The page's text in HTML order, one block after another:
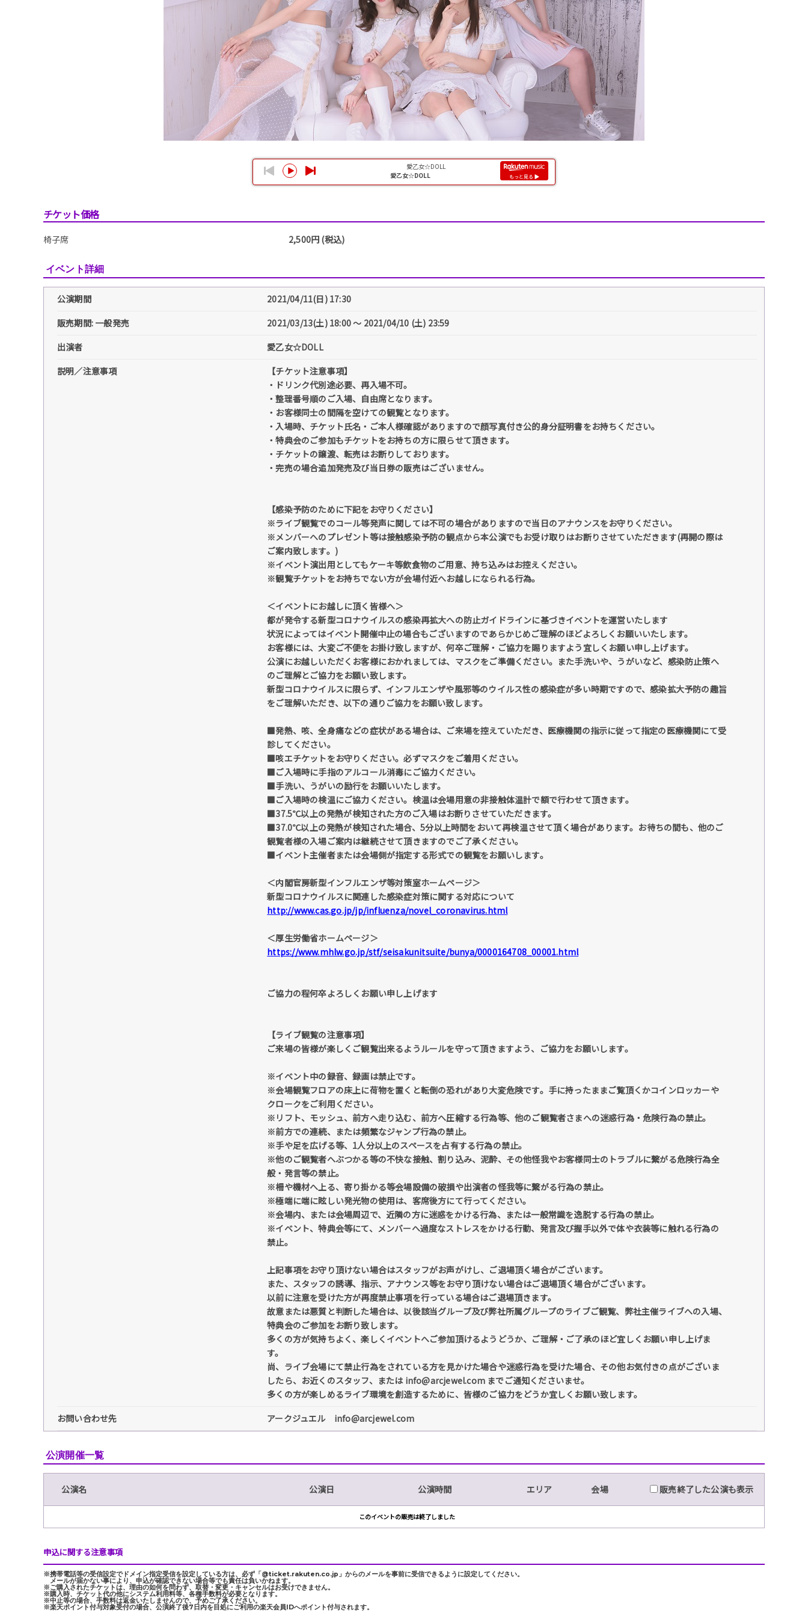
チケット価格
椅子席 2,500円 (税込)
イベント詳細
公演期間
2021/04/11(日) 17:30
販売期間: 一般発売
2021/03/13(土) 18:00 〜 2021/04/10 (土) 23:59
出演者
愛乙女☆DOLL
説明／注意事項
【チケット注意事項】
・ドリンク代別途必要、再入場不可。
・整理番号順のご入場、自由席となります。
・お客様同士の間隔を空けての観覧となります。
・入場時、チケット氏名・ご本人様確認がありますので顔写真付き公的身分証明書をお持ちください。
・特典会のご参加もチケットをお持ちの方に限らせて頂きます。
・チケットの譲渡、転売はお断りしております。
・完売の場合追加発売及び当日券の販売はございません。
【感染予防のために下記をお守りください】
※ライブ観覧でのコール等発声に関しては不可の場合がありますので当日のアナウンスをお守りください。
※メンバーへのプレゼント等は接触感染予防の観点から本公演でもお受け取りはお断りさせていただきます(再開の際は
ご案内致します。)
※イベント演出用としてもケーキ等飲食物のご用意、持ち込みはお控えください。
※観覧チケットをお持ちでない方が会場付近へお越しになられる行為。
＜イベントにお越しに頂く皆様へ＞
都が発令する新型コロナウイルスの感染再拡大への防止ガイドラインに基づきイベントを運営いたします
状況によってはイベント開催中止の場合もございますのであらかじめご理解のほどよろしくお願いいたします。
お客様には、大変ご不便をお掛け致しますが、何卒ご理解・ご協力を賜りますよう宜しくお願い申し上げます。
公演にお越しいただくお客様におかれましては、マスクをご準備ください。また手洗いや、うがいなど、感染防止策へ
のご理解とご協力をお願い致します。
新型コロナウイルスに限らず、インフルエンザや風邪等のウイルス性の感染症が多い時期ですので、感染拡大予防の趣旨
をご理解いただき、以下の通りご協力をお願い致します。
■発熱、咳、全身痛などの症状がある場合は、ご来場を控えていただき、医療機関の指示に従って指定の医療機関にて受
診してください。
■咳エチケットをお守りください。必ずマスクをご着用ください。
■ご入場時に手指のアルコール消毒にご協力ください。
■手洗い、うがいの励行をお願いいたします。
■ご入場時の検温にご協力ください。検温は会場用意の非接触体温計で額で行わせて頂きます。
■37.5℃以上の発熱が検知された方のご入場はお断りさせていただきます。
■37.0℃以上の発熱が検知された場合、5分以上時間をおいて再検温させて頂く場合があります。お待ちの間も、他のご
観覧者様の入場ご案内は継続させて頂きますのでご了承ください。
■イベント主催者または会場側が指定する形式での観覧をお願いします。
＜内閣官房新型インフルエンザ等対策室ホームページ＞
新型コロナウイルスに関連した感染症対策に関する対応について
http://www.cas.go.jp/jp/influenza/novel_coronavirus.html
＜厚生労働省ホームページ＞
https://www.mhlw.go.jp/stf/seisakunitsuite/bunya/0000164708_00001.html
ご協力の程何卒よろしくお願い申し上げます
【ライブ観覧の注意事項】
ご来場の皆様が楽しくご観覧出来るようルールを守って頂きますよう、ご協力をお願いします。
※イベント中の録音、録画は禁止です。
※会場観覧フロアの床上に荷物を置くと転倒の恐れがあり大変危険です。手に持ったままご覧頂くかコインロッカーや
クロークをご利用ください。
※リフト、モッシュ、前方へ走り込む、前方へ圧縮する行為等、他のご観覧者さまへの迷惑行為・危険行為の禁止。
※前方での連続、または頻繁なジャンプ行為の禁止。
※手や足を広げる等、1人分以上のスペースを占有する行為の禁止。
※他のご観覧者へぶつかる等の不快な接触、割り込み、泥酔、その他怪我やお客様同士のトラブルに繋がる危険行為全
般・発言等の禁止。
※柵や機材へ上る、寄り掛かる等会場設備の破損や出演者の怪我等に繋がる行為の禁止。
※極端に端に眩しい発光物の使用は、客席後方にて行ってください。
※会場内、または会場周辺で、近隣の方に迷惑をかける行為、または一般常識を逸脱する行為の禁止。
※イベント、特典会等にて、メンバーへ過度なストレスをかける行動、発言及び握手以外で体や衣装等に触れる行為の
禁止。
上記事項をお守り頂けない場合はスタッフがお声がけし、ご退場頂く場合がございます。
また、スタッフの誘導、指示、アナウンス等をお守り頂けない場合はご退場頂く場合がございます。
以前に注意を受けた方が再度禁止事項を行っている場合はご退場頂きます。
故意または悪質と判断した場合は、以後該当グループ及び弊社所属グループのライブご観覧、弊社主催ライブへの入場、
特典会のご参加をお断り致します。
多くの方が気持ちよく、楽しくイベントへご参加頂けるようどうか、ご理解・ご了承のほど宜しくお願い申し上げま
す。
尚、ライブ会場にて禁止行為をされている方を見かけた場合や迷惑行為を受けた場合、その他お気付きの点がございま
したら、お近くのスタッフ、または info@arcjewel.com までご通知くださいませ。
多くの方が楽しめるライブ環境を創造するために、皆様のご協力をどうか宜しくお願い致します。
お問い合わせ先
アークジュエル info@arcjewel.com
公演開催一覧
公演名 公演日 公演時間 エリア 会場 販売終了した公演も表示
このイベントの販売は終了しました
申込に関する注意事項
※携帯電話等の受信設定でドメイン指定受信を設定している方は、必ず「@ticket.rakuten.co.jp」からのメールを事前に受信できるように設定してください。
メールが届かない事により、申込が確認できない場合等でも責任は負いかねます。
※ご購入されたチケットは、理由の如何を問わず、取替・変更・キャンセルはお受けできません。
※購入時、チケット代の他にシステム利用料等、各種手数料が必要となります。
※中止等の場合、手数料は返金いたしませんので、予めご了承ください。
※楽天ポイント付与対象受付の場合、公演終了後7日内を目処にご利用の楽天会員IDへポイント付与されます。